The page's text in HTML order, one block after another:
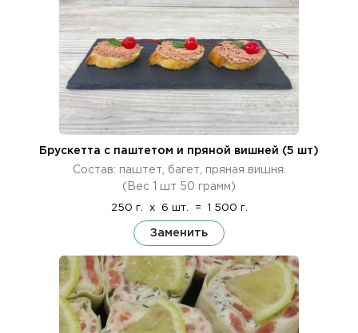
Брускетта с паштетом и пряной вишней (5 шт)
Состав: паштет, багет, пряная вишня.
(Вес 1 шт 50 грамм)
250 г. x 6 шт. = 1 500 г.
Заменить